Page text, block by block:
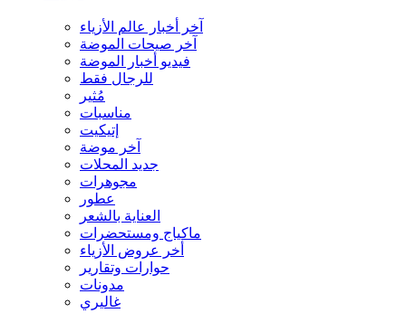
آخر أخبار عالم الأزياء
آخر صيحات الموضة
فيديو أخبار الموضة
للرجال فقط
مُثير
مناسبات
إتيكيت
آخر موضة
جديد المحلات
مجوهرات
عطور
العناية بالشعر
ماكياج ومستحضرات
أخر عروض الأزياء
حوارات وتقارير
مدونات
غاليري